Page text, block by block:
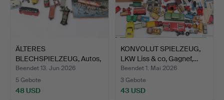
ÄLTERES
BLECHSPIELZEUG, Autos,
mimic toys,…
Beendet 13. Jun 2026
5 Gebote
48 USD
KONVOLUT SPIELZEUG,
LKW Liss & co, Gagnef,…
Beendet 1. Mai 2026
3 Gebote
43 USD